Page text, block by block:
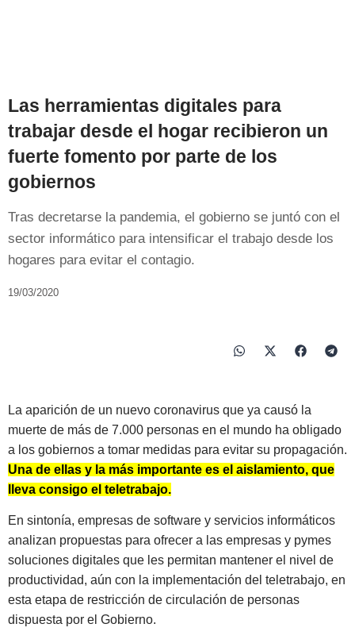
Las herramientas digitales para
trabajar desde el hogar recibieron un
fuerte fomento por parte de los
gobiernos
Tras decretarse la pandemia, el gobierno se juntó con el
sector informático para intensificar el trabajo desde los
hogares para evitar el contagio.
19/03/2020
La aparición de un nuevo coronavirus que ya causó la
muerte de más de 7.000 personas en el mundo ha obligado
a los gobiernos a tomar medidas para evitar su propagación.
Una de ellas y la más importante es el aislamiento, que
lleva consigo el teletrabajo.
En sintonía, empresas de software y servicios informáticos
analizan propuestas para ofrecer a las empresas y pymes
soluciones digitales que les permitan mantener el nivel de
productividad, aún con la implementación del teletrabajo, en
esta etapa de restricción de circulación de personas
dispuesta por el Gobierno.